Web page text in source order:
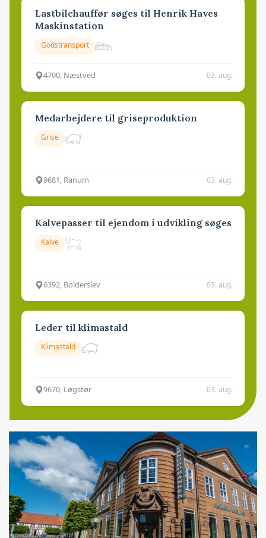
Lastbilchauffør søges til Henrik Haves
Maskinstation
Godstransport
4700, Næstved 03. aug.
Medarbejdere til griseproduktion
Grise
9681, Ranum 03. aug.
Kalvepasser til ejendom i udvikling søges
Kalve
6392, Bolderslev 03. aug.
Leder til klimastald
Klimastald
9670, Løgstør 03. aug.